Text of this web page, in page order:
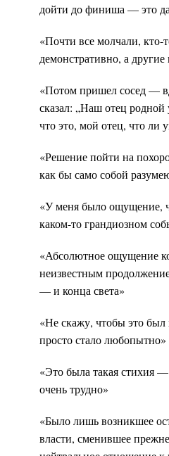
дойти до финиша — это
«Почти все молчали,
демонстративно, а другие
«Потом пришел сосед —
сказал: „Наш отец
что это, мой отец, что ли
«Решение пойти на
как бы само собой
«У меня было ощущение,
каком-то грандиозном
«Абсолютное ощущение
неизвестным
— и конца света»
«Не скажу, чтобы это
просто стало любопытно»
«Это была такая стихия
очень трудно»
«Было лишь возникшее
власти, сменившее